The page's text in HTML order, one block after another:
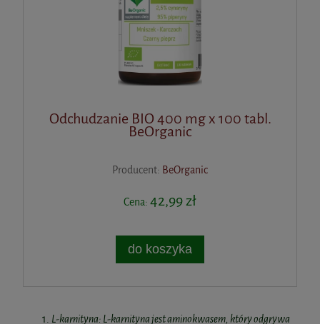
Odchudzanie BIO 400 mg x 100 tabl.
BeOrganic
Producent: BeOrganic
Cena: 42,99 zł
do koszyka
L-karnityna: L-karnityna jest aminokwasem, który odgrywa